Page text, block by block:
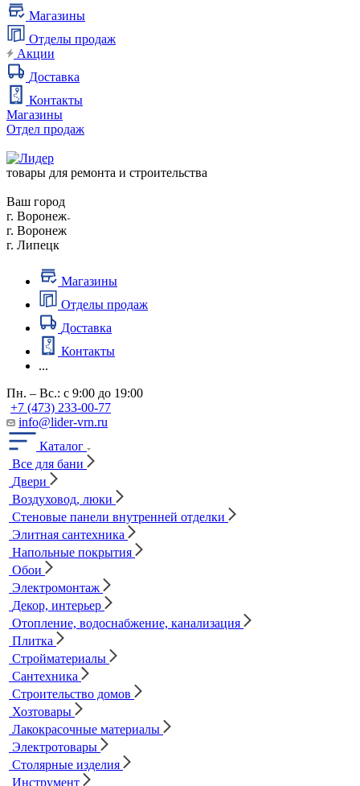
Магазины
Отделы продаж
Акции
Доставка
Контакты
Магазины
Отдел продаж
товары для ремонта и строительства
Ваш город
г. Воронеж
г. Воронеж
г. Липецк
Магазины
Отделы продаж
Доставка
Контакты
...
Пн. – Вс.: с 9:00 до 19:00
+7 (473) 233-00-77
info@lider-vrn.ru
Каталог
Все для бани
Двери
Воздуховод, люки
Стеновые панели внутренней отделки
Элитная сантехника
Напольные покрытия
Обои
Электромонтаж
Декор, интерьер
Отопление, водоснабжение, канализация
Плитка
Стройматериалы
Сантехника
Строительство домов
Хозтовары
Лакокрасочные материалы
Электротовары
Столярные изделия
Инструмент